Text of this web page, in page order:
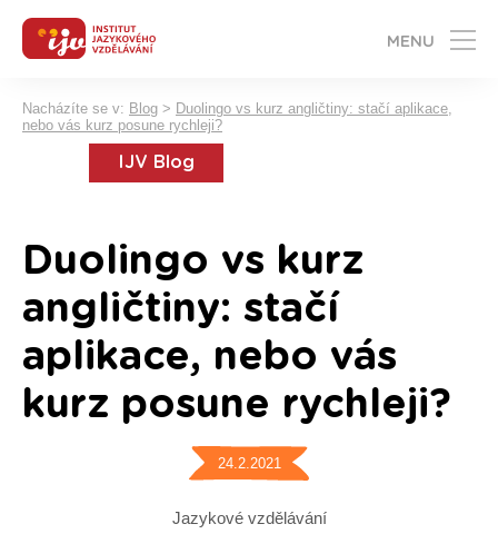
MENU
Nacházíte se v: Blog > Duolingo vs kurz angličtiny: stačí aplikace,
nebo vás kurz posune rychleji?
IJV Blog
Duolingo vs kurz
angličtiny: stačí
aplikace, nebo vás
kurz posune rychleji?
24.2.2021
Jazykové vzdělávání